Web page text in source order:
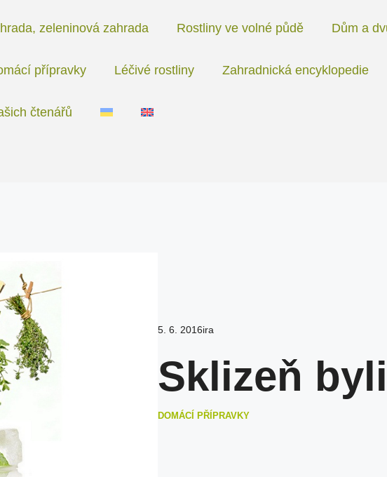
zeleninová zahrada Rostliny ve volné půdě Dům a
přípravky Léčivé rostliny Zahradnická encyklopedie
čtenářů
5. 6. 2016ira
Sklizeň
DOMÁCÍ PŘÍPRAVKY